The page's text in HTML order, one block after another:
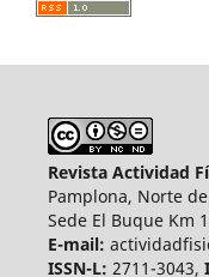
Revista Actividad
Pamplona, Norte
Sede El Buque Km
E-mail:
ISSN-L: 2711-3043,